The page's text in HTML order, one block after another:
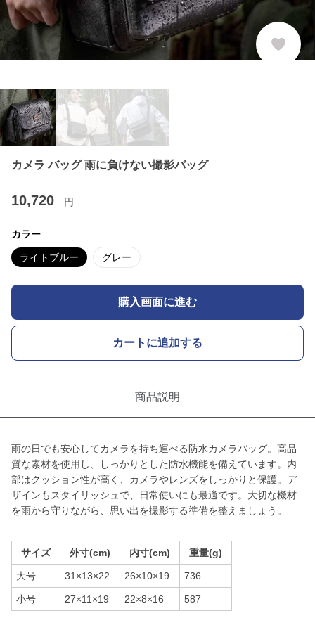
カメラ バッグ 雨に負けない撮影バッグ
10,720 円
カラー
ライトブルー グレー
購入画面に進む
カートに追加する
商品説明
雨の日でも安心してカメラを持ち運べる防水カメラバッグ。高品
質な素材を使用し、しっかりとした防水機能を備えています。内
部はクッション性が高く、カメラやレンズをしっかりと保護。デ
ザインもスタイリッシュで、日常使いにも最適です。大切な機材
を雨から守りながら、思い出を撮影する準備を整えましょう。
サイズ 外寸(cm) 内寸(cm) 重量(g)
大号 31×13×22 26×10×19 736
小号 27×11×19 22×8×16 587